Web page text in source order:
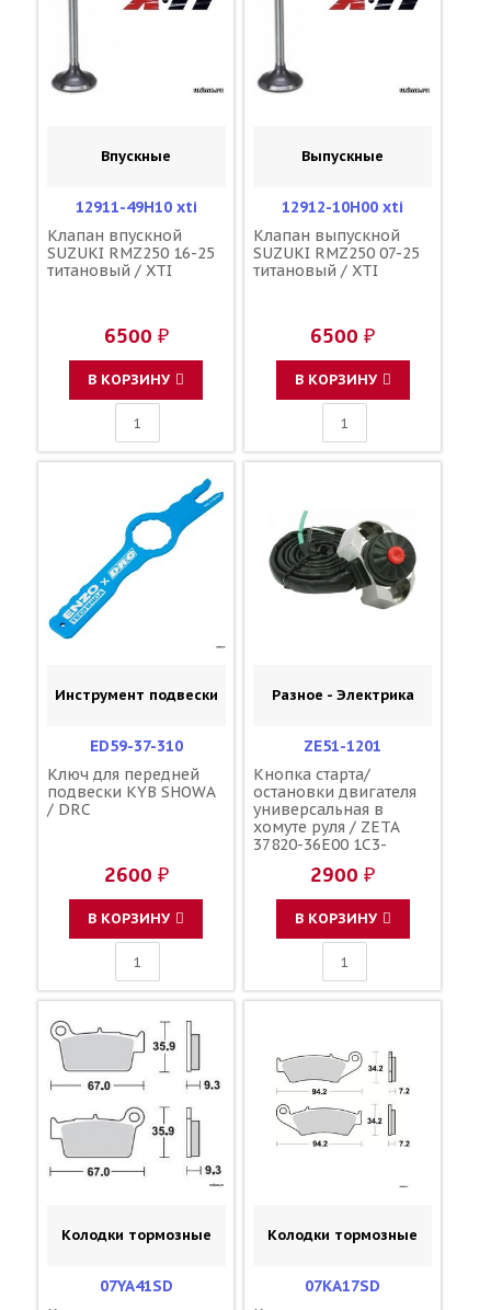
Впускные
12911-49H10 xti
Клапан впускной
SUZUKI RMZ250 16-25
титановый / XTI
6500 ₽
В КОРЗИНУ
Выпускные
12912-10H00 xti
Клапан выпускной
SUZUKI RMZ250 07-25
титановый / XTI
6500 ₽
В КОРЗИНУ
Инструмент подвески
ED59-37-310
Ключ для передней
подвески KYB SHOWA
/ DRC
2600 ₽
В КОРЗИНУ
Разное - Электрика
ZE51-1201
Кнопка старта/
остановки двигателя
универсальная в
хомуте руля / ZETA
37820-36E00 1C3-
83976-10-00 39183-
1059 27010-0035 22W-
83976-01-00
2900 ₽
В КОРЗИНУ
Колодки тормозные
07YA41SD
Колодки тормозные
07KA17SD